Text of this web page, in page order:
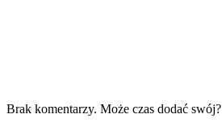
Brak komentarzy. Może czas dodać swój?